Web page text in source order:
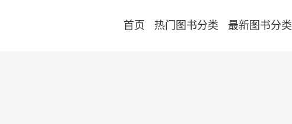
首页 热门图书分类 最新图书分类